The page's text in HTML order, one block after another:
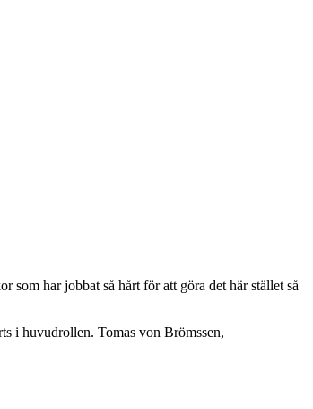
som har jobbat så hårt för att göra det här stället så
i huvudrollen. Tomas von Brömssen,